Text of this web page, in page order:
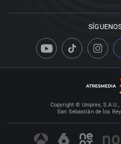
Copyright © Uniprex,
San Sebastián de los